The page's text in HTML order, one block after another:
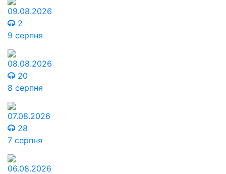
09.08.2026
2
9 серпня
08.08.2026
20
8 серпня
07.08.2026
28
7 серпня
06.08.2026